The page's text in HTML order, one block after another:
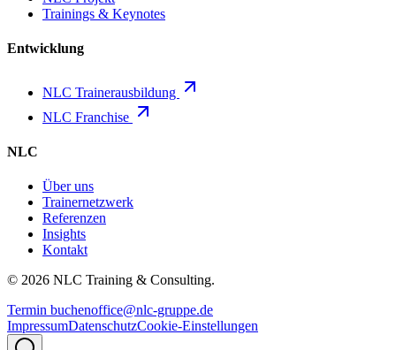
Trainings & Keynotes
Entwicklung
NLC Trainerausbildung
NLC Franchise
NLC
Über uns
Trainernetzwerk
Referenzen
Insights
Kontakt
© 2026 NLC Training & Consulting.
Termin buchenoffice@nlc-gruppe.de
ImpressumDatenschutzCookie-Einstellungen